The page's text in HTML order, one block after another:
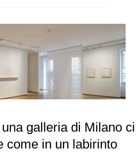
galleria di Milano ci
come in un labirinto